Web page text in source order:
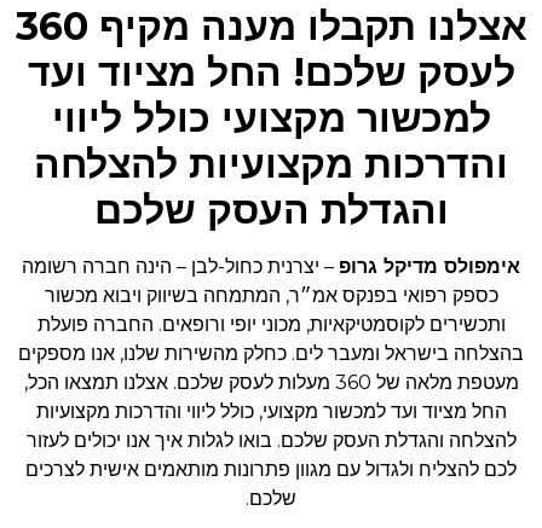
אצלנו תקבלו מענה מקיף 360
לעסק שלכם! החל מציוד ועד
למכשור מקצועי כולל ליווי
והדרכות מקצועיות להצלחה
והגדלת העסק שלכם
אימפולס מדיקל גרופ – יצרנית כחול-לבן – הינה חברה רשומה
כספק רפואי בפנקס אמ״ר, המתמחה בשיווק ויבוא מכשור
ותכשירים לקוסמטיקאיות, מכוני יופי ורופאים. החברה פועלת
בהצלחה בישראל ומעבר לים. כחלק מהשירות שלנו, אנו מספקים
מעטפת מלאה של 360 מעלות לעסק שלכם. אצלנו תמצאו הכל,
החל מציוד ועד למכשור מקצועי, כולל ליווי והדרכות מקצועיות
להצלחה והגדלת העסק שלכם. בואו לגלות איך אנו יכולים לעזור
לכם להצליח ולגדול עם מגוון פתרונות מותאמים אישית לצרכים
שלכם.